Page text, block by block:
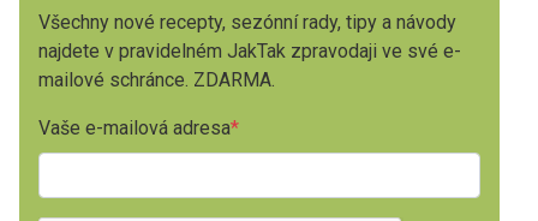
Všechny nové recepty, sezónní rady, tipy a návody
najdete v pravidelném JakTak zpravodaji ve své e-
mailové schránce. ZDARMA.
Vaše e-mailová adresa